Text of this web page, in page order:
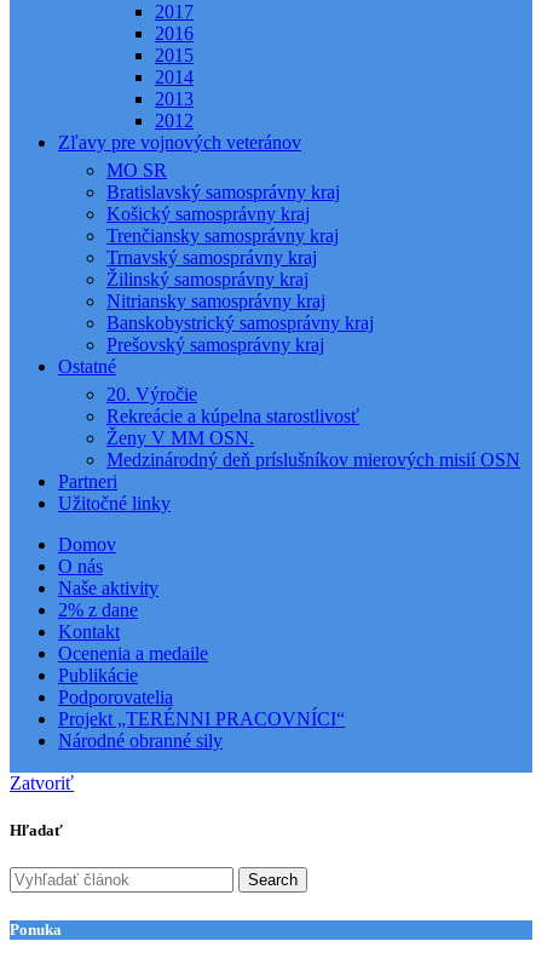
2017
2016
2015
2014
2013
2012
Zľavy pre vojnových veteránov
MO SR
Bratislavský samosprávny kraj
Košický samosprávny kraj
Trenčiansky samosprávny kraj
Trnavský samosprávny kraj
Žilinský samosprávny kraj
Nitriansky samosprávny kraj
Banskobystrický samosprávny kraj
Prešovský samosprávny kraj
Ostatné
20. Výročie
Rekreácie a kúpelna starostlivosť
Ženy V MM OSN.
Medzinárodný deň príslušníkov mierových misií OSN
Partneri
Užitočné linky
Domov
O nás
Naše aktivity
2% z dane
Kontakt
Ocenenia a medaile
Publikácie
Podporovatelia
Projekt „TERÉNNI PRACOVNÍCI“
Národné obranné sily
Zatvoriť
Hľadať
Search
Ponuka